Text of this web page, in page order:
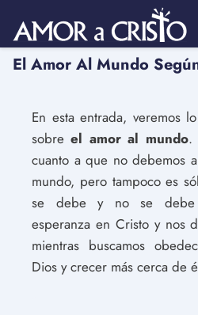
El Amor Al Mundo
En esta entrada, veremos
sobreel amor al mundo.
cuanto a que no debemos
mundo, pero tampoco es
se debe y no se debe
esperanza en Cristo y nos
mientras buscamos
Dios y crecer más cerca de